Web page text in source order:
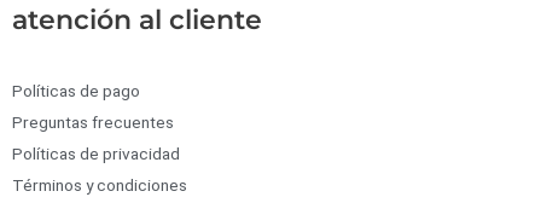
atención al cliente
Políticas de pago
Preguntas frecuentes
Políticas de privacidad
Términos y condiciones